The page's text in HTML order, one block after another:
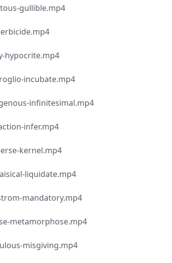
gullible.mp4
hypocrite.mp4
incubate.mp4
infinitesimal.mp4
infer.mp4
kernel.mp4
liquidate.mp4
mandatory.mp4
metamorphose.mp4
misgiving.mp4